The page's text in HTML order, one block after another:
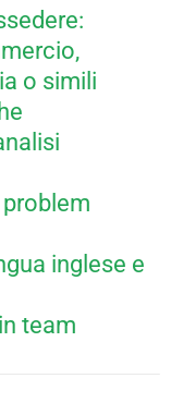
o simili
inglese e
team